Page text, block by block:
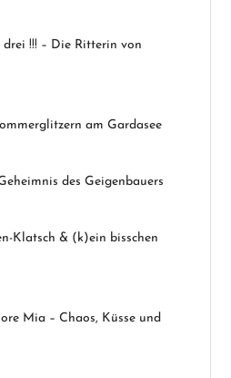
!!! – Die Ritterin von
am Gardasee
des Geigenbauers
Klatsch & (k)ein bisschen
Mia – Chaos, Küsse und